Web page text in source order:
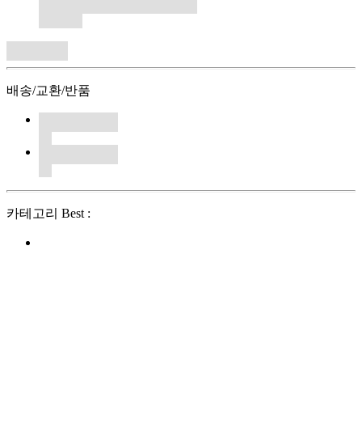
배송/교환/반품
카테고리 Best :